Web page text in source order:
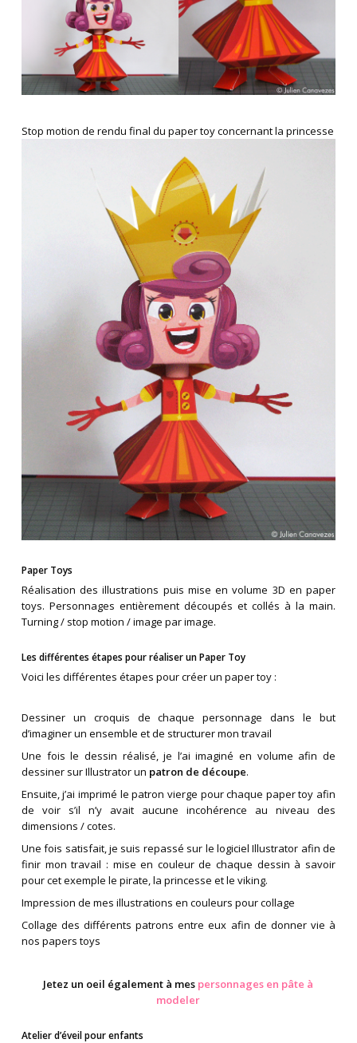
Stop motion de rendu final du paper toy concernant la princesse
Paper Toys
Réalisation des illustrations puis mise en volume 3D en paper
toys. Personnages entièrement découpés et collés à la main.
Turning / stop motion / image par image.
Les différentes étapes pour réaliser un Paper Toy
Voici les différentes étapes pour créer un paper toy :
Dessiner un croquis de chaque personnage dans le but
d’imaginer un ensemble et de structurer mon travail
Une fois le dessin réalisé, je l’ai imaginé en volume afin de
dessiner sur Illustrator un patron de découpe.
Ensuite, j’ai imprimé le patron vierge pour chaque paper toy afin
de voir s’il n’y avait aucune incohérence au niveau des
dimensions / cotes.
Une fois satisfait, je suis repassé sur le logiciel Illustrator afin de
finir mon travail : mise en couleur de chaque dessin à savoir
pour cet exemple le pirate, la princesse et le viking.
Impression de mes illustrations en couleurs pour collage
Collage des différents patrons entre eux afin de donner vie à
nos papers toys
Jetez un oeil également à mes personnages en pâte à
modeler
Atelier d’éveil pour enfants